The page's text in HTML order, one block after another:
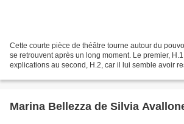
Cette courte pièce de théâtre tourne autour du
se retrouvent après un long moment. Le premier,
explications au second, H.2, car il lui semble avoir
Marina Bellezza de Silvia